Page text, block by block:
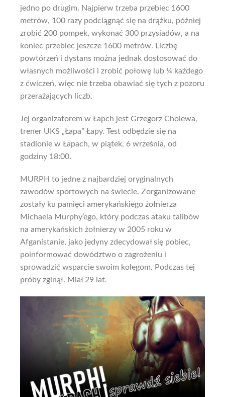
jedno po drugim. Najpierw trzeba przebiec 1600
metrów, 100 razy podciągnąć się na drążku, później
zrobić 200 pompek, wykonać 300 przysiadów, a na
koniec przebiec jeszcze 1600 metrów. Liczbę
powtórzeń i dystans można jednak dostosować do
własnych możliwości i zrobić połowę lub ¼ każdego
z ćwiczeń, więc nie trzeba obawiać się tych z pozoru
przerażających liczb.
Jej organizatorem w Łapch jest Grzegorz Cholewa,
trener UKS „Łapa” Łapy. Test odbędzie się na
stadionie w Łapach, w piątek, 6 września, od
godziny 18:00.
MURPH to jedne z najbardziej oryginalnych
zawodów sportowych na świecie. Zorganizowane
zostały ku pamięci amerykańskiego żołnierza
Michaela Murphy’ego, który podczas ataku talibów
na amerykańskich żołnierzy w 2005 roku w
Afganistanie, jako jedyny zdecydował się pobiec,
poinformować dowództwo o zagrożeniu i
sprowadzić wsparcie swoim kolegom. Podczas tej
próby zginął. Miał 29 lat.